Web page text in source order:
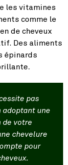
les vitamines
comme le
de cheveux
Des aliments
épinards
pas
adoptant une
de votre
chevelure
pour